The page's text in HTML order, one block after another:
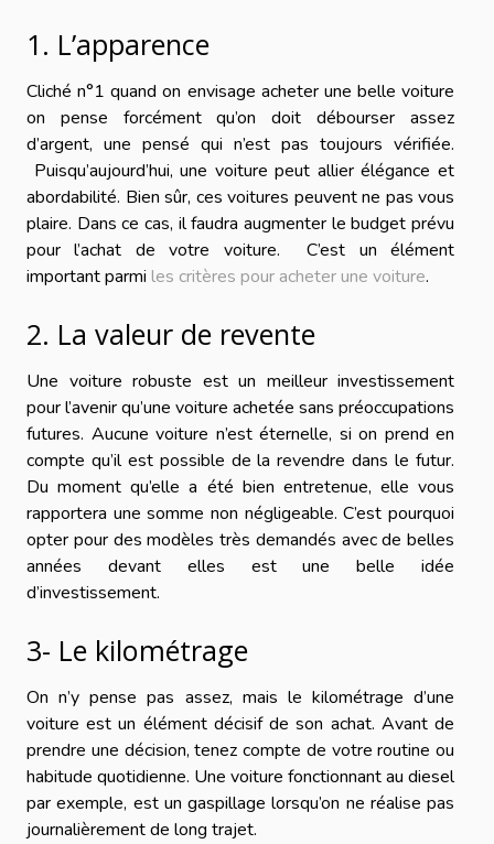
1. L’apparence
Cliché n°1 quand on envisage acheter une belle voiture
on pense forcément qu’on doit débourser assez
d’argent, une pensé qui n’est pas toujours vérifiée.
Puisqu’aujourd’hui, une voiture peut allier élégance et
abordabilité. Bien sûr, ces voitures peuvent ne pas vous
plaire. Dans ce cas, il faudra augmenter le budget prévu
pour l’achat de votre voiture. C’est un élément
important parmi les critères pour acheter une voiture.
2. La valeur de revente
Une voiture robuste est un meilleur investissement
pour l’avenir qu’une voiture achetée sans préoccupations
futures. Aucune voiture n’est éternelle, si on prend en
compte qu’il est possible de la revendre dans le futur.
Du moment qu’elle a été bien entretenue, elle vous
rapportera une somme non négligeable. C’est pourquoi
opter pour des modèles très demandés avec de belles
années devant elles est une belle idée
d’investissement.
3- Le kilométrage
On n’y pense pas assez, mais le kilométrage d’une
voiture est un élément décisif de son achat. Avant de
prendre une décision, tenez compte de votre routine ou
habitude quotidienne. Une voiture fonctionnant au diesel
par exemple, est un gaspillage lorsqu’on ne réalise pas
journalièrement de long trajet.